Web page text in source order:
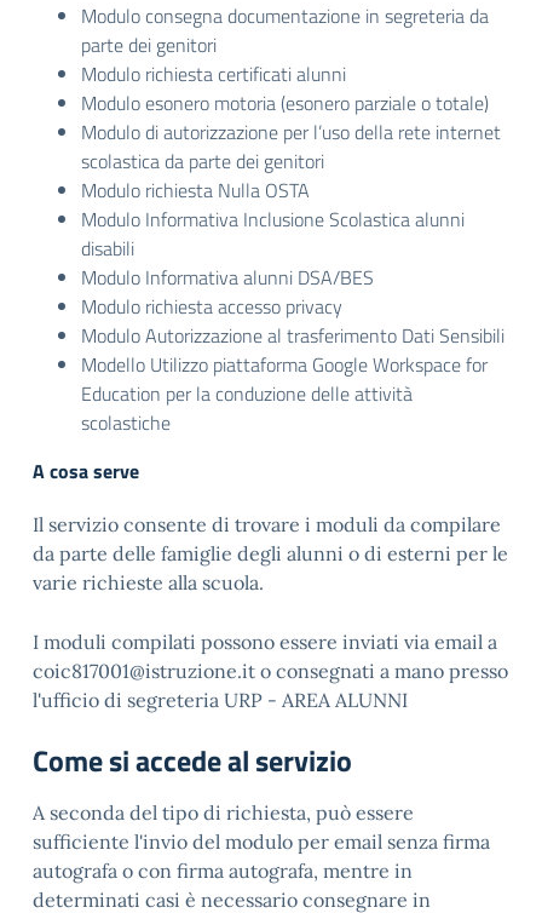
Modulo consegna documentazione in segreteria da
parte dei genitori
Modulo richiesta certificati alunni
Modulo esonero motoria (esonero parziale o totale)
Modulo di autorizzazione per l’uso della rete internet
scolastica da parte dei genitori
Modulo richiesta Nulla OSTA
Modulo Informativa Inclusione Scolastica alunni
disabili
Modulo Informativa alunni DSA/BES
Modulo richiesta accesso privacy
Modulo Autorizzazione al trasferimento Dati Sensibili
Modello Utilizzo piattaforma Google Workspace for
Education per la conduzione delle attività
scolastiche
A cosa serve
Il servizio consente di trovare i moduli da compilare
da parte delle famiglie degli alunni o di esterni per le
varie richieste alla scuola.
I moduli compilati possono essere inviati via email a
coic817001@istruzione.it o consegnati a mano presso
l'ufficio di segreteria URP - AREA ALUNNI
Come si accede al servizio
A seconda del tipo di richiesta, può essere
sufficiente l'invio del modulo per email senza firma
autografa o con firma autografa, mentre in
determinati casi è necessario consegnare in